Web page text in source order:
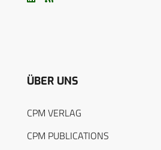
ÜBER UNS
CPM VERLAG
CPM PUBLICATIONS